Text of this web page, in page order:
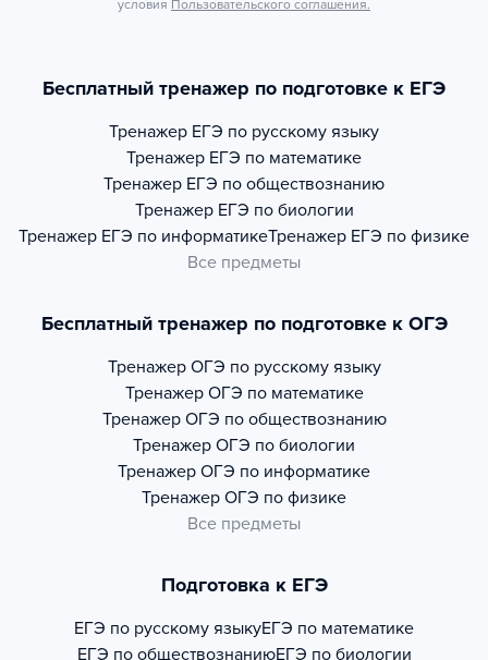
условия Пользовательского соглашения.
Бесплатный тренажер по подготовке к ЕГЭ
Тренажер ЕГЭ по русскому языку
Тренажер ЕГЭ по математике
Тренажер ЕГЭ по обществознанию
Тренажер ЕГЭ по биологии
Тренажер ЕГЭ по информатикеТренажер ЕГЭ по физике
Все предметы
Бесплатный тренажер по подготовке к ОГЭ
Тренажер ОГЭ по русскому языку
Тренажер ОГЭ по математике
Тренажер ОГЭ по обществознанию
Тренажер ОГЭ по биологии
Тренажер ОГЭ по информатике
Тренажер ОГЭ по физике
Все предметы
Подготовка к ЕГЭ
ЕГЭ по русскому языкуЕГЭ по математике
ЕГЭ по обществознаниюЕГЭ по биологии